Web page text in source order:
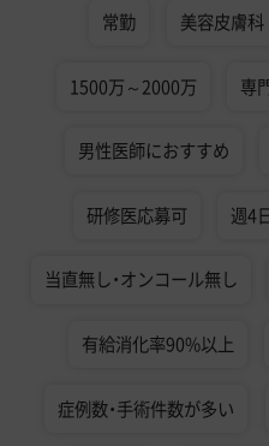
常勤 美容皮膚科
1500万～2000万 専
男性医師におすすめ
研修医応募可 週4
当直無し・オンコール無し
有給消化率90%以上
症例数・手術件数が多い